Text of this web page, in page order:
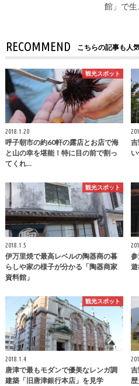
館」で
RECOMMEND こちらの記事も人気
観光スポット
2018.1.20
呼子朝市の約60軒の露店とお店で海
と山の幸を堪能！特に目の前で割っ
てくれ…
観光スポット
2018.1.5
伊万里焼で最高レベルの陶器商の暮
らしや家の様子が分かる「陶器商家
資料館」
遊
観光スポット
2018.1.4
唐津で最もモダンで優美なレンガ調
建築「旧唐津銀行本店」を見学